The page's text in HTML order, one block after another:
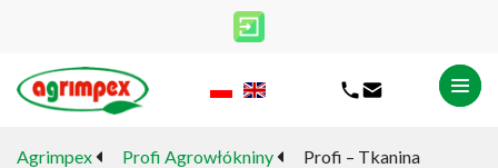
Agrimpex Profi Agrowłókniny
Profi – Tkanina